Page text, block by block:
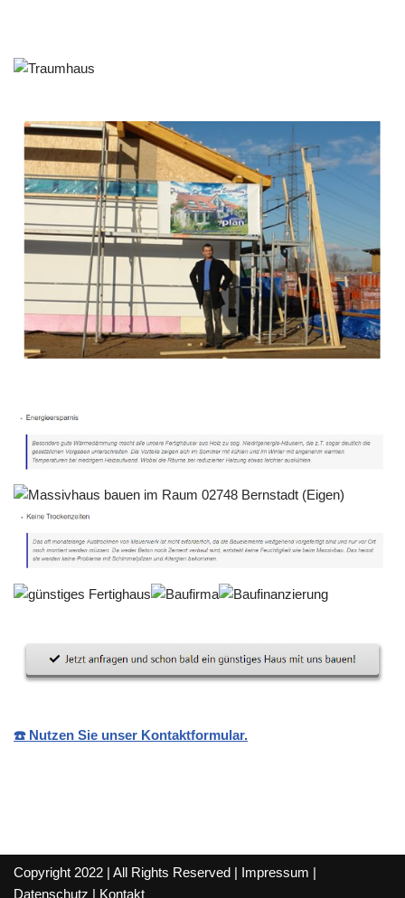
☎️ Nutzen Sie unser Kontaktformular.
Copyright 2022 | All Rights Reserved | Impressum |
Datenschutz | Kontakt